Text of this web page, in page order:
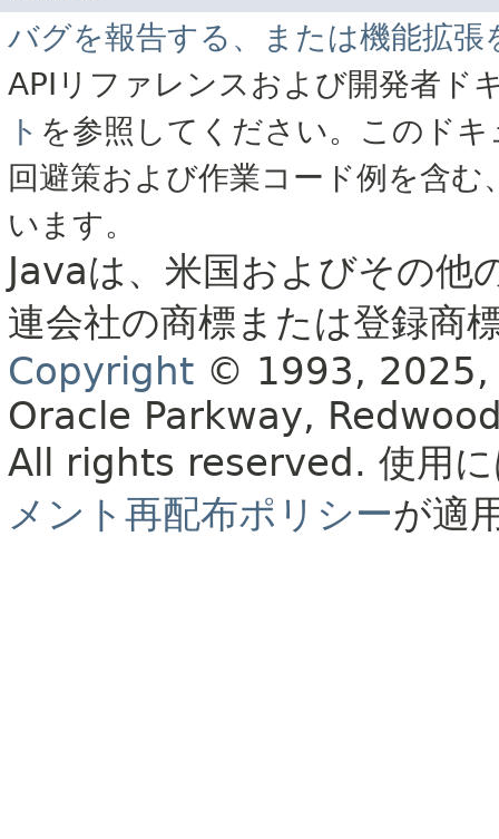
バグを報告する、または機能拡張
APIリファレンスおよび開発者ド
ト を参照してください。このド
回避策および作業コード例を含
います。
Javaは、米国およびその
連会社の商標または登録商
Copyright © 1993, 2025,
Oracle Parkway,
All rights reserved. 使用
メント再配布ポリシーが適